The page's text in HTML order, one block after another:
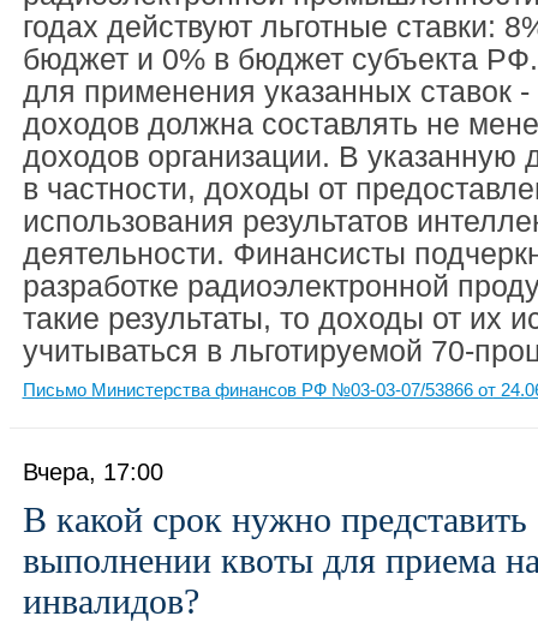
годах действуют льготные ставки:
бюджет и 0% в бюджет субъекта
для применения указанных ставок
доходов должна составлять не
доходов организации. В указанную
в частности, доходы от
использования результатов
деятельности. Финансисты
разработке радиоэлектронной
такие результаты, то доходы от их
учитываться в льготируемой 70-
Письмо Министерства финансов РФ №03-03-07/53866 от
Вчера, 17:00
В какой срок нужно представить
выполнении квоты для приема
инвалидов?